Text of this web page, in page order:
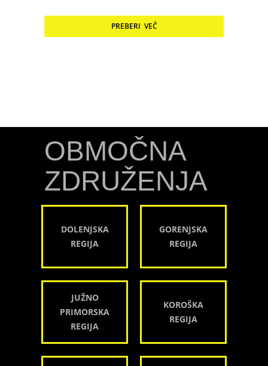
PREBERI VEČ
OBMOČNA
ZDRUŽENJA
DOLENJSKA
REGIJA
GORENJSKA
REGIJA
JUŽNO
PRIMORSKA
REGIJA
KOROŠKA
REGIJA